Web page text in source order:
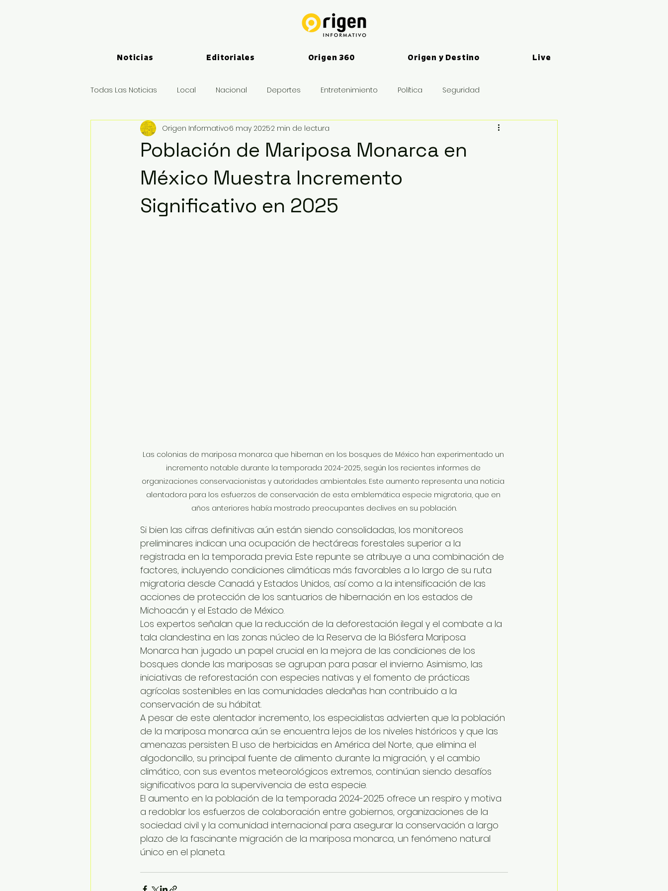
Noticias Editoriales Origen 360 Origen y Destino Live
Todas Las Noticias Local Nacional Deportes Entretenimiento Política Seguridad
Logística y Puertos Deportes
Población de Mariposa Monarca en
México Muestra Incremento
Significativo en 2025
Origen Informativo6 may 20252 min de lectura
Las colonias de mariposa monarca que hibernan en los bosques de México han experimentado un
incremento notable durante la temporada 2024-2025, según los recientes informes de
organizaciones conservacionistas y autoridades ambientales. Este aumento representa una noticia
alentadora para los esfuerzos de conservación de esta emblemática especie migratoria, que en
años anteriores había mostrado preocupantes declives en su población.
Si bien las cifras definitivas aún están siendo consolidadas, los monitoreos
preliminares indican una ocupación de hectáreas forestales superior a la
registrada en la temporada previa. Este repunte se atribuye a una combinación de
factores, incluyendo condiciones climáticas más favorables a lo largo de su ruta
migratoria desde Canadá y Estados Unidos, así como a la intensificación de las
acciones de protección de los santuarios de hibernación en los estados de
Michoacán y el Estado de México.
Los expertos señalan que la reducción de la deforestación ilegal y el combate a la
tala clandestina en las zonas núcleo de la Reserva de la Biósfera Mariposa
Monarca han jugado un papel crucial en la mejora de las condiciones de los
bosques donde las mariposas se agrupan para pasar el invierno. Asimismo, las
iniciativas de reforestación con especies nativas y el fomento de prácticas
agrícolas sostenibles en las comunidades aledañas han contribuido a la
conservación de su hábitat.
A pesar de este alentador incremento, los especialistas advierten que la población
de la mariposa monarca aún se encuentra lejos de los niveles históricos y que las
amenazas persisten. El uso de herbicidas en América del Norte, que elimina el
algodoncillo, su principal fuente de alimento durante la migración, y el cambio
climático, con sus eventos meteorológicos extremos, continúan siendo desafíos
significativos para la supervivencia de esta especie.
El aumento en la población de la temporada 2024-2025 ofrece un respiro y motiva
a redoblar los esfuerzos de colaboración entre gobiernos, organizaciones de la
sociedad civil y la comunidad internacional para asegurar la conservación a largo
plazo de la fascinante migración de la mariposa monarca, un fenómeno natural
único en el planeta.